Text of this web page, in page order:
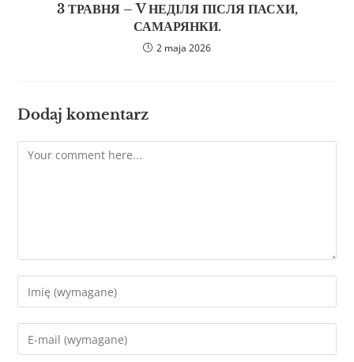
3 ТРАВНЯ – V НЕДІЛЯ ПІСЛЯ ПАСХИ,
САМАРЯНКИ.
2 maja 2026
Dodaj komentarz